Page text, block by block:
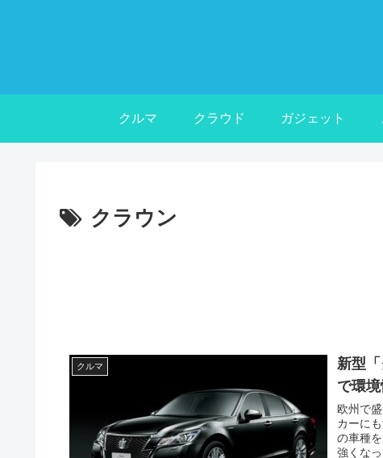
クルマ クラウド ガジェット
クラウン
クルマ
新型
で環
欧州で
カーに
の車種
強くな